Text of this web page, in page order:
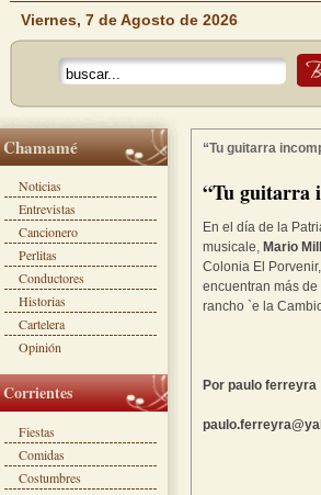
Viernes, 7 de Agosto de 2026
“Tu guitarra
“Tu guitarra
En el día de la
musicale, Mario
Colonia El
encuentran más
rancho `e la
Por paulo ferreyra
Chamamé
Noticias
Entrevistas
Cancionero
Perlitas
Conductores
Historias
Cartelera
Opinión
Corrientes
Fiestas
Comidas
Costumbres